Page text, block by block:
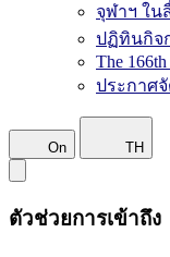
จุฬาฯ ใน
ปฏิทินกิจ
The
ประกาศ
On TH
ตัวช่วยการเข้าถึง